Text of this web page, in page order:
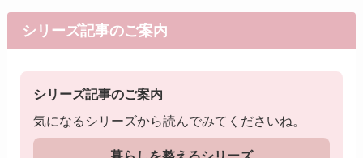
シリーズ記事のご案内
シリーズ記事のご案内
気になるシリーズから読んでみてくださいね。